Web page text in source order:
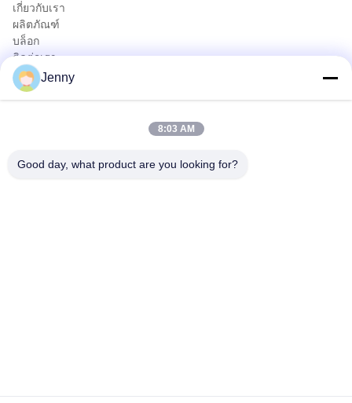
เกี่ยวกับเรา
ผลิตภัณฑ์
บล็อก
ติดต่อเรา
ผลิตภัณฑ์
รถบรรทุกน้ำมันและแก๊ส
รถบรรทุกก่อสร้าง
Jenny
8:03 AM
Good day, what product are you looking for?